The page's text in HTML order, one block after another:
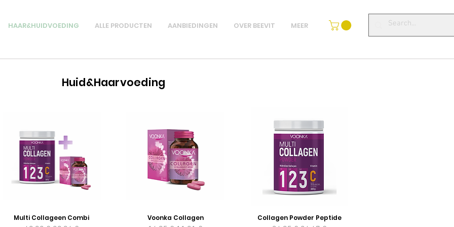
HAAR&HUIDVOEDING ALLE PRODUCTEN AANBIEDINGEN OVER BEEVIT MEER
Huid&Haarvoeding
Multi Collageen Combi Voonka Collagen Collagen Powder Peptide